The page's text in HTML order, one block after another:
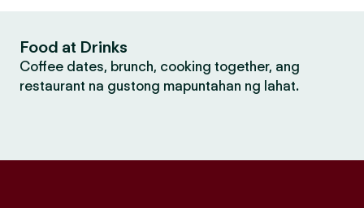
Food at Drinks
Coffee dates, brunch, cooking together, ang
restaurant na gustong mapuntahan ng lahat.